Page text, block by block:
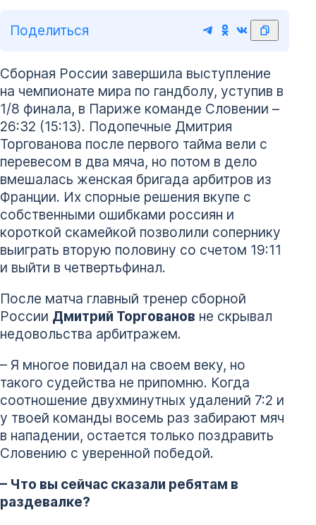
Поделиться
Сборная России завершила выступление
на чемпионате мира по гандболу, уступив в
1/8 финала, в Париже команде Словении –
26:32 (15:13). Подопечные Дмитрия
Торгованова после первого тайма вели с
перевесом в два мяча, но потом в дело
вмешалась женская бригада арбитров из
Франции. Их спорные решения вкупе с
собственными ошибками россиян и
короткой скамейкой позволили сопернику
выиграть вторую половину со счетом 19:11
и выйти в четвертьфинал.
После матча главный тренер сборной
России Дмитрий Торгованов не скрывал
недовольства арбитражем.
– Я многое повидал на своем веку, но
такого судейства не припомню. Когда
соотношение двухминутных удалений 7:2 и
у твоей команды восемь раз забирают мяч
в нападении, остается только поздравить
Словению с уверенной победой.
– Что вы сейчас сказали ребятам в
раздевалке?